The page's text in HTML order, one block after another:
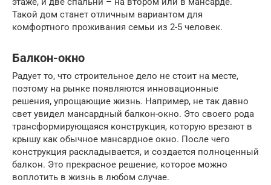
Такой дом станет отличным вариантом для
комфортного проживания семьи из 2-5 человек.
Балкон-окно
Радует то, что строительное дело не стоит на месте,
поэтому на рынке появляются инновационные
решения, упрощающие жизнь. Например, не так давно
свет увидел мансардный балкон-окно. Это своего рода
трансформирующаяся конструкция, которую врезают в
крышу как обычное мансардное окно. После чего
конструкция раскладывается, и создается полноценный
балкон. Это прекрасное решение, которое можно
воплотить в жизнь в любом случае.